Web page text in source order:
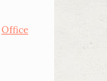
Office